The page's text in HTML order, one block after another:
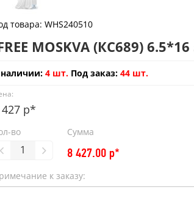
товара: WHS240510
MOSKVA (КС689)
4 шт. Под заказ: 44 шт.
427 р*
во Сумма
8 427.00р*
к заказу: